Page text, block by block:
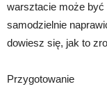
warsztacie może być
samodzielnie
dowiesz się, jak to
Przygotowanie